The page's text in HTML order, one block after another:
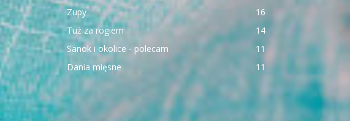
Zupy
16
Tuż za rogiem
14
Sanok i okolice - polecam
11
Dania mięsne
11